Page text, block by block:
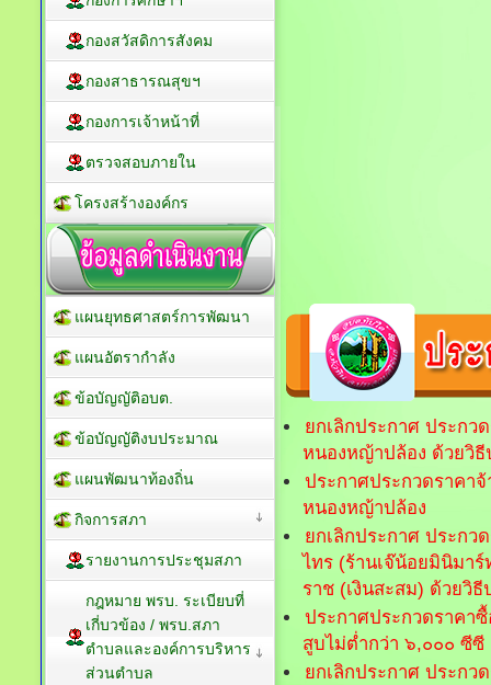
ยกเลิกประกาศ ประกว
หนองหญ้าปล้อง ด้วยวิธี
ประกาศประกวดราคา
หนองหญ้าปล้อง
ยกเลิกประกาศ ประกว
ไทร (ร้านเจ๊น้อยมินิมา
ราช (เงินสะสม) ด้วยวิ
ประกาศประกวดราคา
สูบไม่ต่ำกว่า ๖,๐๐๐ ซีซี
ยกเลิกประกาศ ประก
กองสวัสดิการสังคม
กองสาธารณสุขฯ
กองการเจ้าหน้าที่
ตรวจสอบภายใน
โครงสร้างองค์กร
แผนยุทธศาสตร์การพัฒนา
แผนอัตรากำลัง
ข้อบัญญัติอบต.
ข้อบัญญัติงบประมาณ
แผนพัฒนาท้องถิ่น
กิจการสภา
รายงานการประชุมสภา
กฎหมาย พรบ. ระเบียบที่
เกี่บวข้อง / พรบ.สภา
ตำบลและองค์การบริหาร
ส่วนตำบล